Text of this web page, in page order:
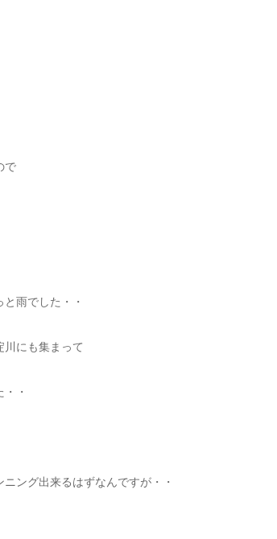
で
雨でした・・
川にも集まって
・
ング出来るはずなんですが・・